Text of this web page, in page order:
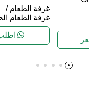
غرفة الطعام /
غرفة الطعام